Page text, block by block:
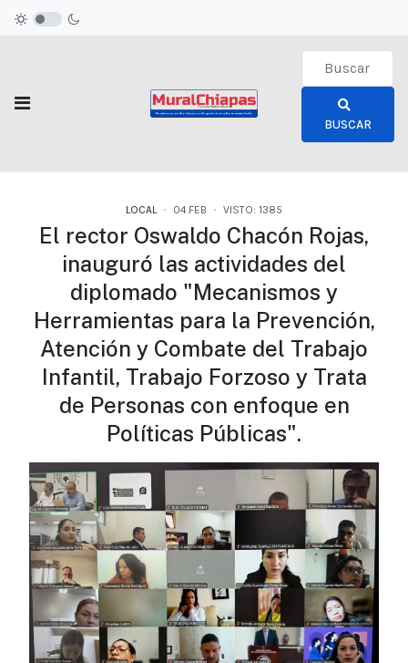
Type 2 or
BUSCAR
LOCAL 04.FEB VISTO: 1385
El rector Oswaldo Chacón Rojas,
inauguró las actividades del
diplomado "Mecanismos y
Herramientas para la Prevención,
Atención y Combate del Trabajo
Infantil, Trabajo Forzoso y Trata
de Personas con enfoque en
Políticas Públicas".